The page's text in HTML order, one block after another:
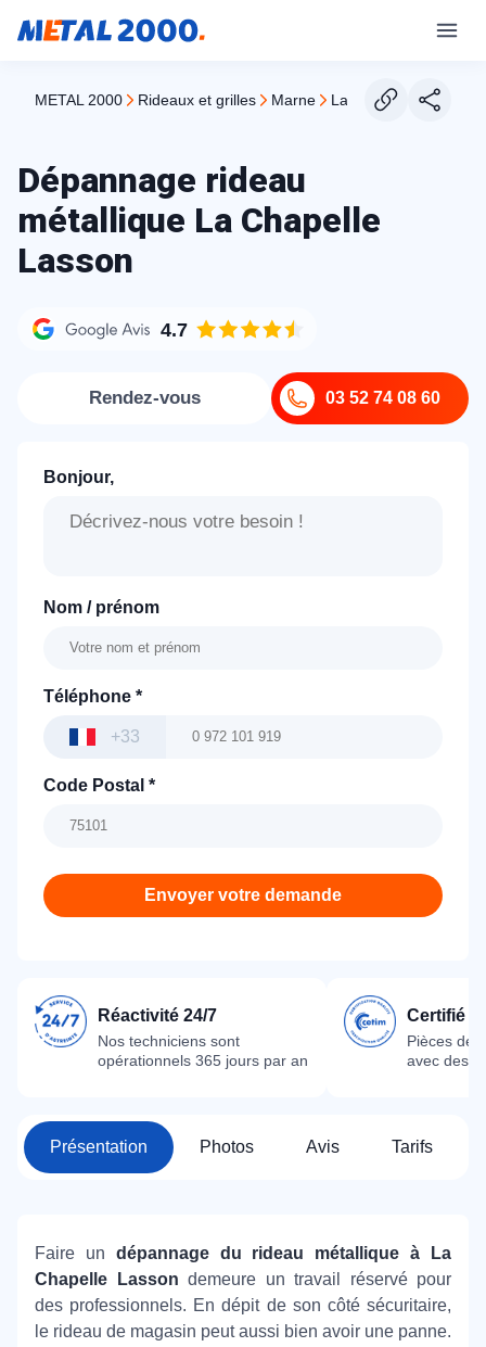
METAL 2000 rideaux et grilles marne la chapelle lasson
Dépannage rideau
métallique La Chapelle
Lasson
4.7
03 52 74 08 60
Rendez-vous
Bonjour,
Nom / prénom
Téléphone *
+33
Code Postal *
Envoyer votre demande
Réactivité 24/7
Nos techniciens sont
opérationnels 365 jours par an
Certifié
Pièces
avec des
Présentation Photos Avis Tarifs
Faire un dépannage du rideau métallique à La
Chapelle Lasson demeure un travail réservé pour
des professionnels. En dépit de son côté sécuritaire,
le rideau de magasin peut aussi bien avoir une panne.